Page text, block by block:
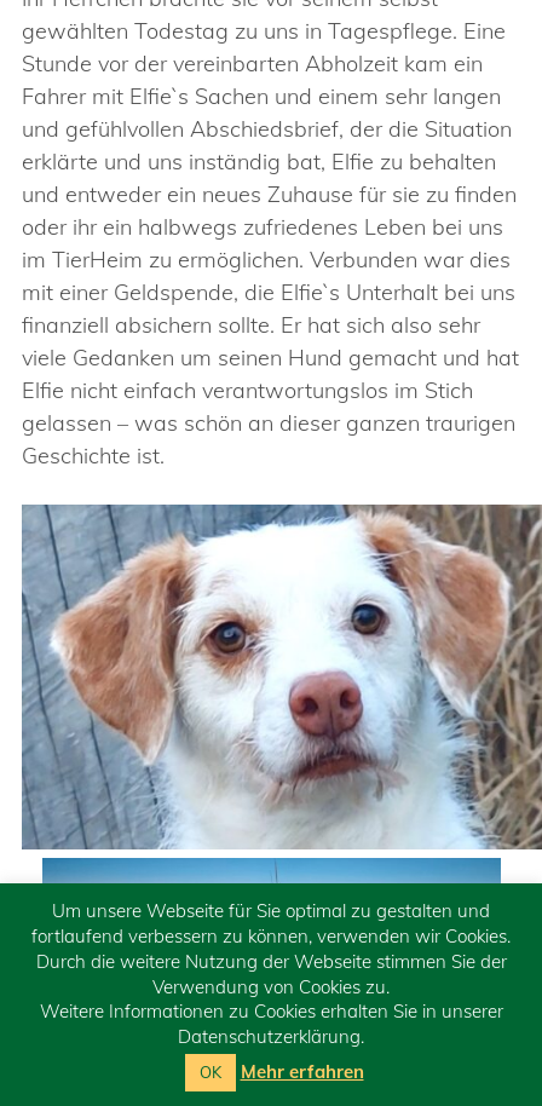
gewählten Todestag zu uns in Tagespflege. Eine
Stunde vor der vereinbarten Abholzeit kam ein
Fahrer mit Elfie`s Sachen und einem sehr langen
und gefühlvollen Abschiedsbrief, der die Situation
erklärte und uns inständig bat, Elfie zu behalten
und entweder ein neues Zuhause für sie zu finden
oder ihr ein halbwegs zufriedenes Leben bei uns
im TierHeim zu ermöglichen. Verbunden war dies
mit einer Geldspende, die Elfie`s Unterhalt bei uns
finanziell absichern sollte. Er hat sich also sehr
viele Gedanken um seinen Hund gemacht und hat
Elfie nicht einfach verantwortungslos im Stich
gelassen – was schön an dieser ganzen traurigen
Geschichte ist.
Um unsere Webseite für Sie optimal zu gestalten und
fortlaufend verbessern zu können, verwenden wir Cookies.
Durch die weitere Nutzung der Webseite stimmen Sie der
Verwendung von Cookies zu.
Weitere Informationen zu Cookies erhalten Sie in unserer
Datenschutzerklärung.
OK Mehr erfahren